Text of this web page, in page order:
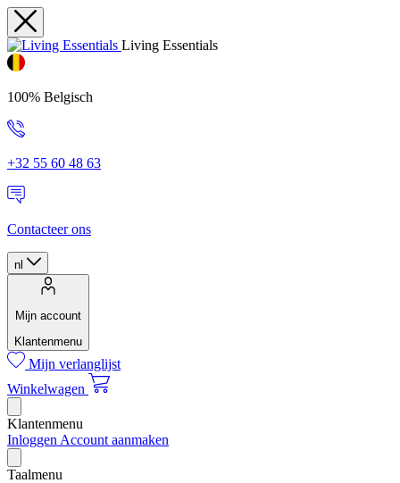
Living Essentials
100% Belgisch
+32 55 60 48 63
Contacteer ons
nl
Mijn account
Klantenmenu
Mijn verlanglijst
Winkelwagen
Klantenmenu
Inloggen Account aanmaken
Taalmenu